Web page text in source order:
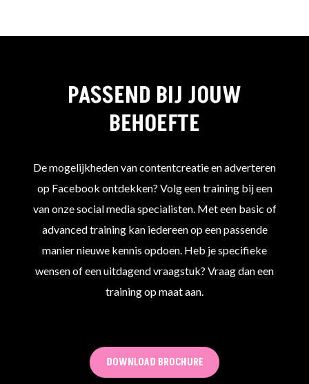
PASSEND BIJ JOUW
BEHOEFTE
De mogelijkheden van contentcreatie en adverteren
op Facebook ontdekken? Volg een training bij een
van onze social media specialisten. Met een basic of
advanced training kan iedereen op een passende
manier nieuwe kennis opdoen. Heb je specifieke
wensen of een uitdagend vraagstuk? Vraag dan een
training op maat aan.
DOWNLOAD BROCHURE